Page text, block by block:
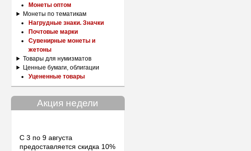
Монеты оптом
Монеты по тематикам
Нагрудные знаки. Значки
Почтовые марки
Сувенирные монеты и
жетоны
Товары для нумизматов
Ценные бумаги, облигации
Уцененные товары
Акция недели
С 3 по 9 августа
предоставляется скидка 10%